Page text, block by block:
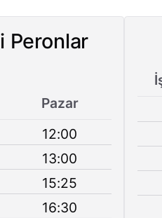
Peronlar
Pazar
12:00
13:00
15:25
16:30